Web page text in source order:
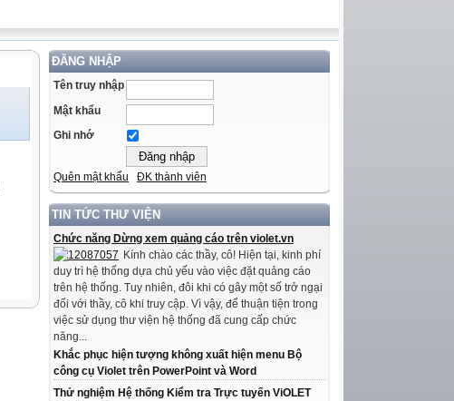
ĐĂNG NHẬP
Tên truy nhập
Mật khẩu
Ghi nhớ
Quên mật khẩu ĐK thành viên
TIN TỨC THƯ VIỆN
Chức năng Dừng xem quảng cáo trên violet.vn
Kính chào các thầy, cô! Hiện tại, kinh phí
duy trì hệ thống dựa chủ yếu vào việc đặt quảng cáo
trên hệ thống. Tuy nhiên, đôi khi có gây một số trở ngại
đối với thầy, cô khi truy cập. Vì vậy, để thuận tiện trong
việc sử dụng thư viện hệ thống đã cung cấp chức
năng...
Khắc phục hiện tượng không xuất hiện menu Bộ
công cụ Violet trên PowerPoint và Word
Thử nghiệm Hệ thống Kiểm tra Trực tuyến ViOLET